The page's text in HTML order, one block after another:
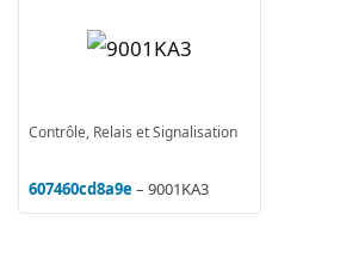
Contrôle, Relais et Signalisation
607460cd8a9e– 9001KA3